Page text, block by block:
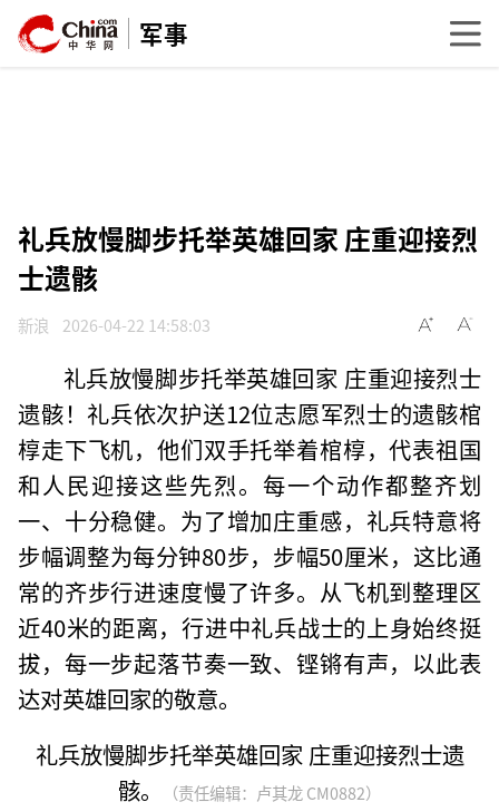
军事
礼兵放慢脚步托举英雄回家 庄重迎接烈
士遗骸
新浪 2026-04-22 14:58:03
礼兵放慢脚步托举英雄回家 庄重迎接烈士
遗骸！礼兵依次护送12位志愿军烈士的遗骸棺
椁走下飞机，他们双手托举着棺椁，代表祖国
和人民迎接这些先烈。每一个动作都整齐划
一、十分稳健。为了增加庄重感，礼兵特意将
步幅调整为每分钟80步，步幅50厘米，这比通
常的齐步行进速度慢了许多。从飞机到整理区
近40米的距离，行进中礼兵战士的上身始终挺
拔，每一步起落节奏一致、铿锵有声，以此表
达对英雄回家的敬意。
礼兵放慢脚步托举英雄回家 庄重迎接烈士遗
骸。
（责任编辑：卢其龙 CM0882）